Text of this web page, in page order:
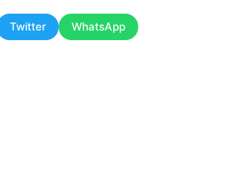
Twitter WhatsApp